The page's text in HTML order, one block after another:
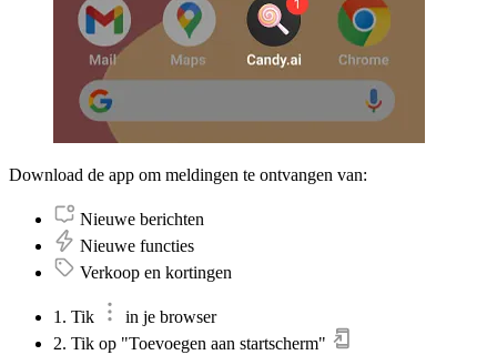
Download de app om meldingen te ontvangen van:
Nieuwe berichten
Nieuwe functies
Verkoop en kortingen
1. Tik
in je browser
2. Tik op "Toevoegen aan startscherm"